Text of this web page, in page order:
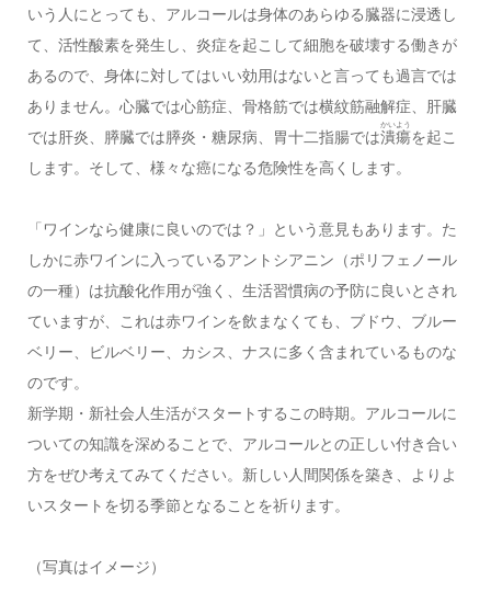
いう人にとっても、アルコールは身体のあらゆる臓器に浸透し
て、活性酸素を発生し、炎症を起こして細胞を破壊する働きが
あるので、身体に対してはいい効用はないと言っても過言では
ありません。心臓では心筋症、骨格筋では横紋筋融解症、肝臓
では肝炎、膵臓では膵炎・糖尿病、胃十二指腸では潰瘍
かいよう
を起こ
します。そして、様々な癌になる危険性を高くします。
「ワインなら健康に良いのでは？」という意見もあります。た
しかに赤ワインに入っているアントシアニン（ポリフェノール
の一種）は抗酸化作用が強く、生活習慣病の予防に良いとされ
ていますが、これは赤ワインを飲まなくても、ブドウ、ブルー
ベリー、ビルベリー、カシス、ナスに多く含まれているものな
のです。
新学期・新社会人生活がスタートするこの時期。アルコールに
ついての知識を深めることで、アルコールとの正しい付き合い
方をぜひ考えてみてください。新しい人間関係を築き、よりよ
いスタートを切る季節となることを祈ります。
（写真はイメージ）